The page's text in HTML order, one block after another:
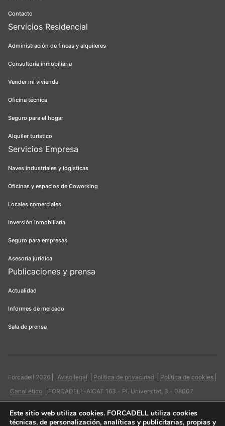
Contacto
Servicios Residencial
Administración de fincas y alquileres
Consultoría inmobiliaria
Vender mi vivienda
Oficina técnica
Seguro para el hogar
Alquiler turístico
Servicios Empresa
Naves industriales y logísticas
Oficinas y espacios de Coworking
Locales comerciales
Inversión inmobiliaria
Seguro para empresas
Asesoría jurídica
Publicaciones y prensa
Actualidad
Informes de mercado
Sala de prensa
Forcadell 2026 Aviso legal Política de privacidad
Política de cookies
Canal ético
FORCADELL-AICAT 163 - Pl. Universitat, 3 - 08007
Este sitio web utiliza cookies. FORCADELL utiliza cookies
técnicas, de personalización, analíticas y publicitarias, propias y